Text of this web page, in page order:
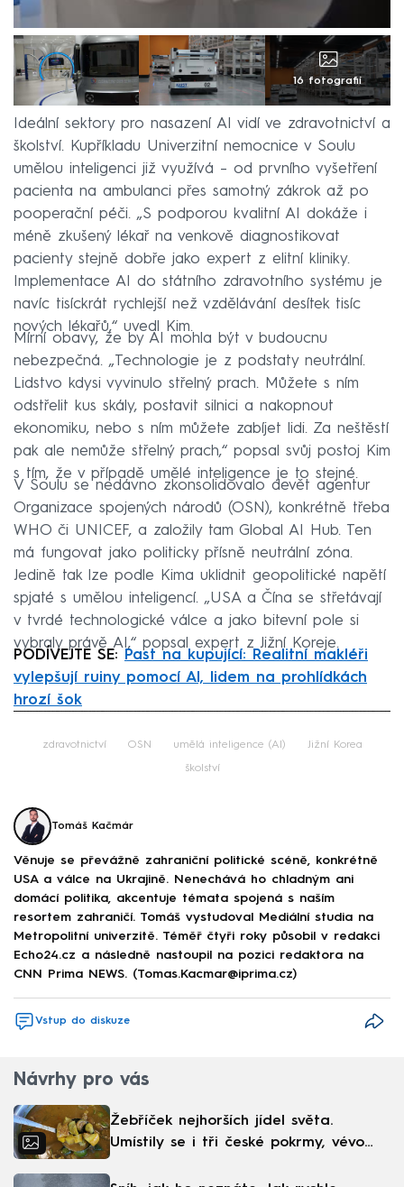
16 fotografií
Ideální sektory pro nasazení AI vidí ve zdravotnictví a
školství. Kupříkladu Univerzitní nemocnice v Soulu
umělou inteligenci již využívá – od prvního vyšetření
pacienta na ambulanci přes samotný zákrok až po
pooperační péči. „S podporou kvalitní AI dokáže i
méně zkušený lékař na venkově diagnostikovat
pacienty stejně dobře jako expert z elitní kliniky.
Implementace AI do státního zdravotního systému je
navíc tisíckrát rychlejší než vzdělávání desítek tisíc
nových lékařů,“ uvedl Kim.
Mírní obavy, že by AI mohla být v budoucnu
nebezpečná. „Technologie je z podstaty neutrální.
Lidstvo kdysi vyvinulo střelný prach. Můžete s ním
odstřelit kus skály, postavit silnici a nakopnout
ekonomiku, nebo s ním můžete zabíjet lidi. Za neštěstí
pak ale nemůže střelný prach,“ popsal svůj postoj Kim
s tím, že v případě umělé inteligence je to stejné.
V Soulu se nedávno zkonsolidovalo devět agentur
Organizace spojených národů (OSN), konkrétně třeba
WHO či UNICEF, a založily tam Global AI Hub. Ten
má fungovat jako politicky přísně neutrální zóna.
Jedině tak lze podle Kima uklidnit geopolitické napětí
spjaté s umělou inteligencí. „USA a Čína se střetávají
v tvrdé technologické válce a jako bitevní pole si
vybraly právě AI,“ popsal expert z Jižní Koreje.
PODÍVEJTE SE:
Past na kupující: Realitní makléři
vylepšují ruiny pomocí AI, lidem na prohlídkách
hrozí šok
zdravotnictví OSN umělá inteligence (AI) Jižní Korea
školství
Tomáš Kačmár
Věnuje se převážně zahraniční politické scéně, konkrétně
USA a válce na Ukrajině. Nenechává ho chladným ani
domácí politika, akcentuje témata spojená s naším
resortem zahraničí. Tomáš vystudoval Mediální studia na
Metropolitní univerzitě. Téměř čtyři roky působil v redakci
Echo24.cz a následně nastoupil na pozici redaktora na
CNN Prima NEWS. (Tomas.Kacmar@iprima.cz)
Vstup do diskuze
Návrhy pro vás
Žebříček nejhorších jídel světa.
Umístily se i tři české pokrmy, vévodí